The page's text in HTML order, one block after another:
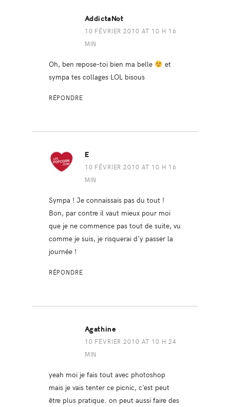
AddictaNot
10 FÉVRIER 2010 AT 10 H 16
MIN
Oh, ben repose-toi bien ma belle
et
sympa tes collages LOL bisous
RÉPONDRE
E
10 FÉVRIER 2010 AT 10 H 16
MIN
Sympa ! Je connaissais pas du tout !
Bon, par contre il vaut mieux pour moi
que je ne commence pas tout de suite, vu
comme je suis, je risquerai d’y passer la
journée !
RÉPONDRE
Agathine
10 FÉVRIER 2010 AT 10 H 24
MIN
yeah moi je fais tout avec photoshop
mais je vais tenter ce picnic, c’est peut
être plus pratique. on peut aussi faire des